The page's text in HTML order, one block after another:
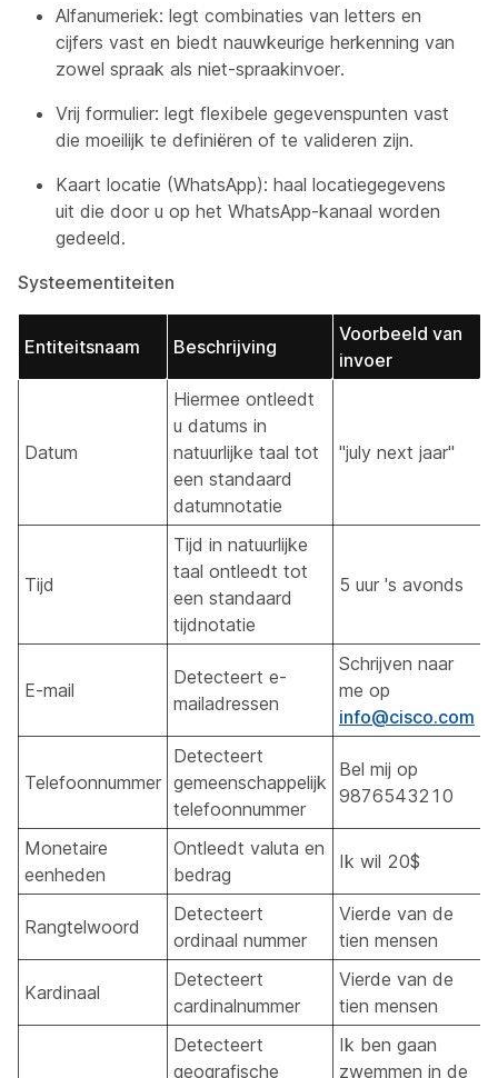
Alfanumeriek: legt combinaties van letters en
cijfers vast en biedt nauwkeurige herkenning van
zowel spraak als niet-spraakinvoer.
Vrij formulier: legt flexibele gegevenspunten vast
die moeilijk te definiëren of te valideren zijn.
Kaart locatie (WhatsApp): haal locatiegegevens
uit die door u op het WhatsApp-kanaal worden
gedeeld.
Systeementiteiten
Entiteitsnaam Beschrijving
Voorbeeld van
invoer
Datum
Hiermee ontleedt
u datums in
natuurlijke taal tot
een standaard
datumnotatie
"july next jaar"
Tijd
Tijd in natuurlijke
taal ontleedt tot
een standaard
tijdnotatie
5 uur 's avonds
E-mail
Detecteert e-
mailadressen
Schrijven naar
me op
info@cisco.com
Telefoonnummer
Detecteert
gemeenschappelijk
telefoonnummer
Bel mij op
9876543210
Monetaire
eenheden
Ontleedt valuta en
bedrag
Ik wil 20$
Rangtelwoord
Detecteert
ordinaal nummer
Vierde van de
tien mensen
Kardinaal
Detecteert
cardinalnummer
Vierde van de
tien mensen
Detecteert
geografische
Ik ben gaan
zwemmen in de